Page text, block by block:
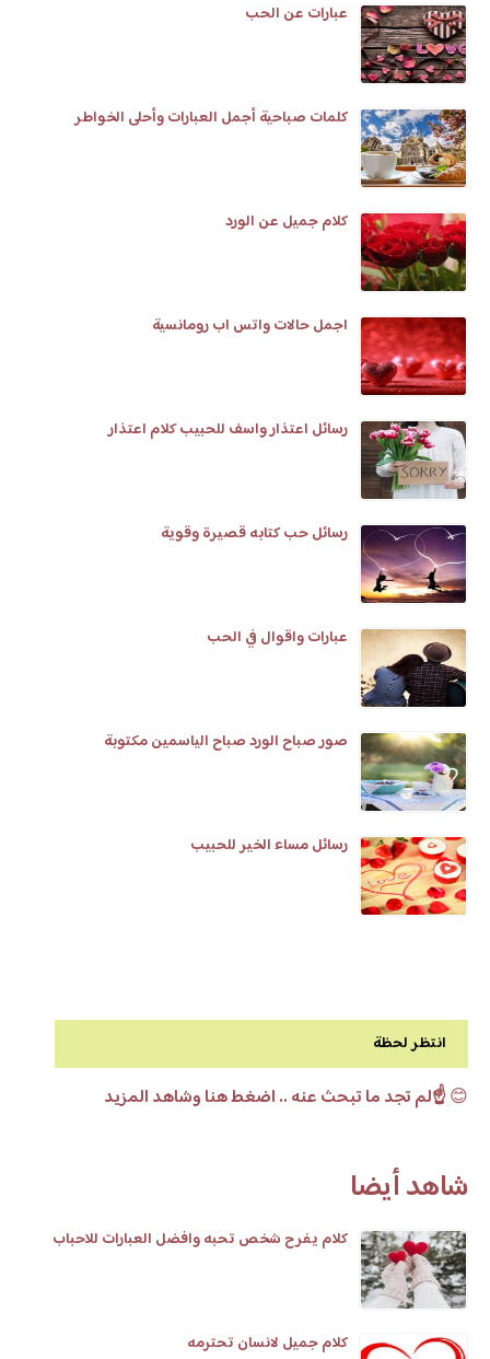
عبارات عن الحب
كلمات صباحية أجمل العبارات وأحلى الخواطر
كلام جميل عن الورد
اجمل حالات واتس اب رومانسية
رسائل اعتذار واسف للحبيب كلام اعتذار
رسائل حب كتابه قصيرة وقوية
عبارات واقوال في الحب
صور صباح الورد صباح الياسمين مكتوبة
رسائل مساء الخير للحبيب
انتظر لحظة
😊☝️لم تجد ما تبحث عنه .. اضغط هنا وشاهد المزيد
شاهد أيضا
كلام يفرح شخص تحبه وافضل العبارات للاحباب
كلام جميل لانسان تحترمه